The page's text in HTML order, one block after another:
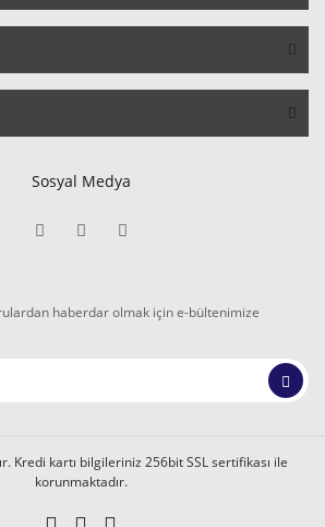
Sosyal Medya
haberdar olmak için e-bültenimize
Kredi kartı bilgileriniz 256bit SSL sertifikası ile
korunmaktadır.